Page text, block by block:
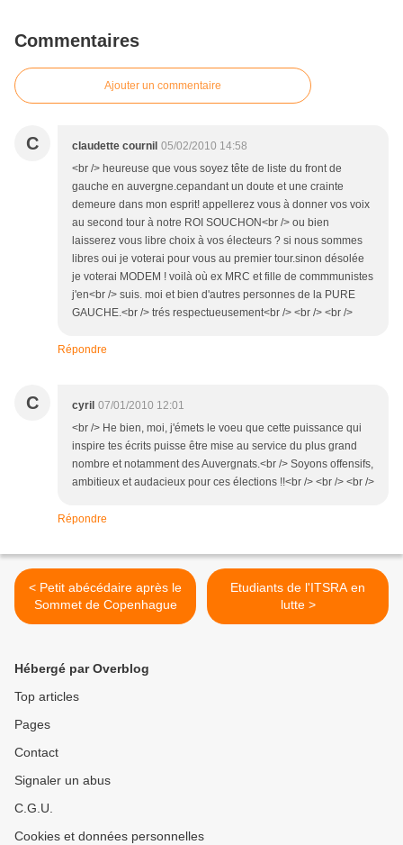
Commentaires
Ajouter un commentaire
C claudette cournil 05/02/2010 14:58
<br /> heureuse que vous soyez tête de liste du front de
gauche en auvergne.cepandant un doute et une crainte
demeure dans mon esprit! appellerez vous à donner vos voix
au second tour à notre ROI SOUCHON<br /> ou bien
laisserez vous libre choix à vos électeurs ? si nous sommes
libres oui je voterai pour vous au premier tour.sinon désolée
je voterai MODEM ! voilà où ex MRC et fille de commmunistes
j'en<br /> suis. moi et bien d'autres personnes de la PURE
GAUCHE.<br /> trés respectueusement<br /> <br /> <br />
Répondre
C cyril 07/01/2010 12:01
<br /> He bien, moi, j'émets le voeu que cette puissance qui
inspire tes écrits puisse être mise au service du plus grand
nombre et notamment des Auvergnats.<br /> Soyons offensifs,
ambitieux et audacieux pour ces élections !!<br /> <br /> <br />
Répondre
< Petit abécédaire après le
Sommet de Copenhague
Etudiants de l'ITSRA en
lutte >
Hébergé par Overblog
Top articles
Pages
Contact
Signaler un abus
C.G.U.
Cookies et données personnelles